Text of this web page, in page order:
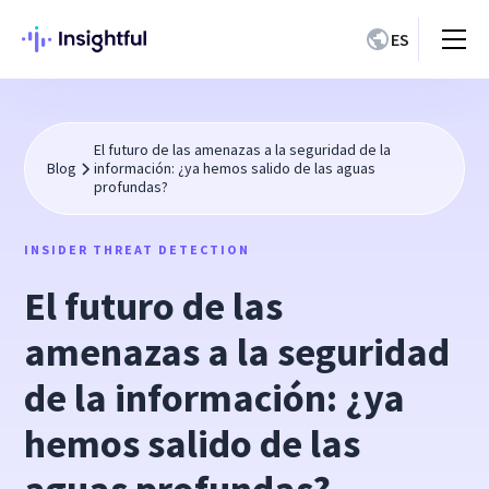
ES
Blog
El futuro de las amenazas a la seguridad de la
información: ¿ya hemos salido de las aguas
profundas?
INSIDER THREAT DETECTION
El futuro de las
amenazas a la seguridad
de la información: ¿ya
hemos salido de las